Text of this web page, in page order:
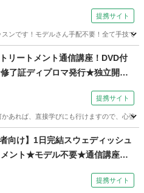
提携サイト
スンです！モデルさん手配不要！全て手技
リートメント通信講座！DVD付
了証ディプロマ発行★独立開
提携サイト
あれば、直接学びにも行けますので、心強
向け】1日完結スウェディッシュ
メント★モデル不要★通信講座有
提携サイト